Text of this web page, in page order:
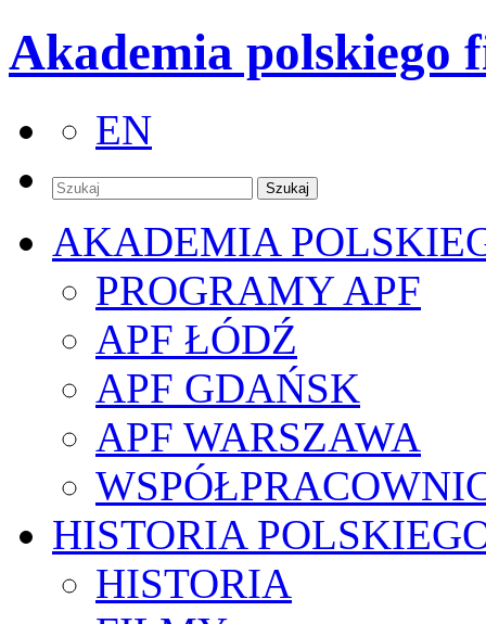
Akademia polskiego
EN
AKADEMIA
PROGRAMY APF
APF ŁÓDŹ
APF GDAŃSK
APF WARSZAWA
HISTORIA
HISTORIA